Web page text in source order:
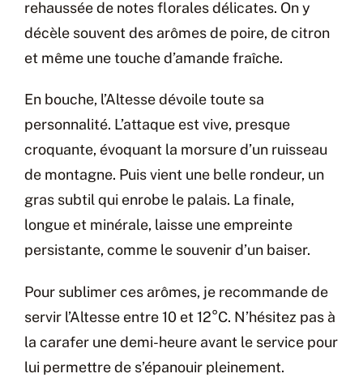
rehaussée de notes florales délicates. On y
décèle souvent des arômes de poire, de citron
et même une touche d’amande fraîche.
En bouche, l’Altesse dévoile toute sa
personnalité. L’attaque est vive, presque
croquante, évoquant la morsure d’un ruisseau
de montagne. Puis vient une belle rondeur, un
gras subtil qui enrobe le palais. La finale,
longue et minérale, laisse une empreinte
persistante, comme le souvenir d’un baiser.
Pour sublimer ces arômes, je recommande de
servir l’Altesse entre 10 et 12°C. N’hésitez pas à
la carafer une demi-heure avant le service pour
lui permettre de s’épanouir pleinement.